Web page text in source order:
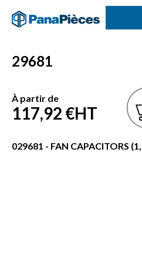
29681
À partir de
117,92 €HT
029681 - FAN CAPACITORS